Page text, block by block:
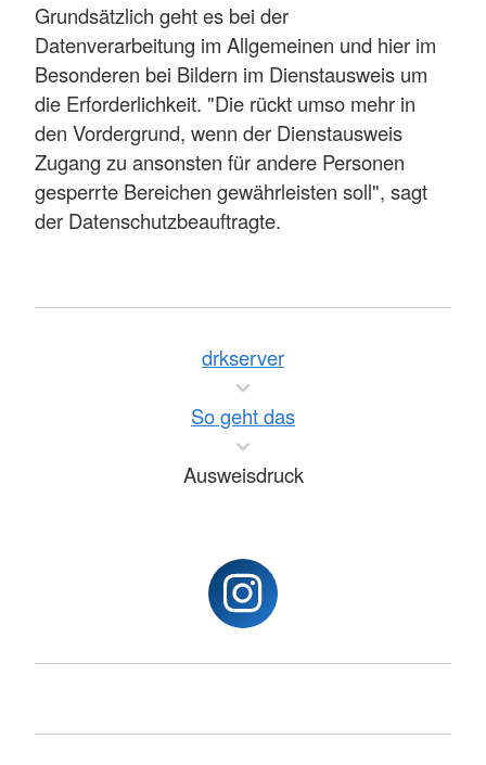
Grundsätzlich geht es bei der
Datenverarbeitung im Allgemeinen und hier im
Besonderen bei Bildern im Dienstausweis um
die Erforderlichkeit. "Die rückt umso mehr in
den Vordergrund, wenn der Dienstausweis
Zugang zu ansonsten für andere Personen
gesperrte Bereichen gewährleisten soll", sagt
der Datenschutzbeauftragte.
drkserver
So geht das
Ausweisdruck